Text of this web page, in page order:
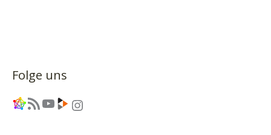
zurück
Folge uns
Link RSS-Feed YouTube Link Instagram